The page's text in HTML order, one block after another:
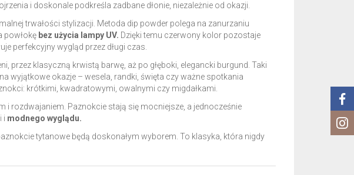
i doskonale podkreśla zadbane dłonie, niezależnie od okazji.
trwałości stylizacji. Metoda dip powder polega na zanurzaniu
powłokę bez użycia lampy UV. Dzięki temu czerwony kolor pozostaje
perfekcyjny wygląd przez długi czas.
przez klasyczną krwistą barwę, aż po głęboki, elegancki burgund. Taki
wyjątkowe okazje – wesela, randki, święta czy ważne spotkania
krótkimi, kwadratowymi, owalnymi czy migdałkami.
i rozdwajaniem. Paznokcie stają się mocniejsze, a jednocześnie
i modnego wyglądu.
tytanowe będą doskonałym wyborem. To klasyka, która nigdy